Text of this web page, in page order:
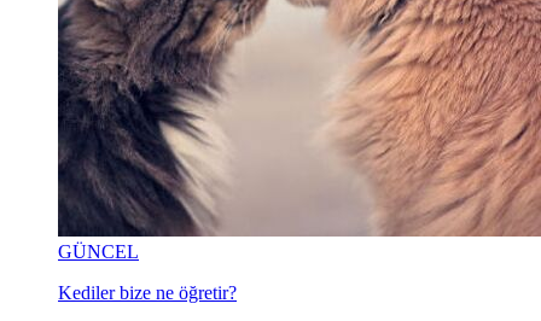
GÜNCEL
Kediler bize ne öğretir?